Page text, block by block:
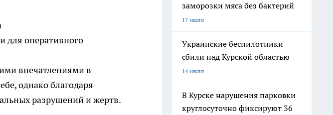
для оперативного
впечатлениями в
однако благодаря
разрушений и жертв.
заморозки мяса без бактерий
17 июля
Украинские беспилотники
сбили над Курской областью
14 июля
В Курске нарушения парковки
круглосуточно фиксируют 36